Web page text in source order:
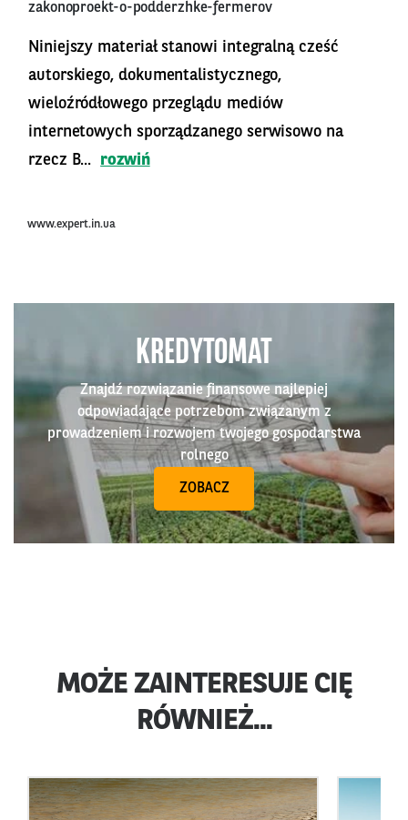
zakonoproekt-o-podderzhke-fermerov
Niniejszy materiał stanowi integralną cześć
autorskiego, dokumentalistycznego,
wieloźródłowego przeglądu mediów
internetowych sporządzanego serwisowo na
rzecz B...
rozwiń
www.expert.in.ua
KREDYTOMAT
Znajdź rozwiązanie finansowe najlepiej
odpowiadające potrzebom związanym z
prowadzeniem i rozwojem twojego gospodarstwa
rolnego
ZOBACZ
MOŻE ZAINTERESUJE CIĘ
RÓWNIEŻ...